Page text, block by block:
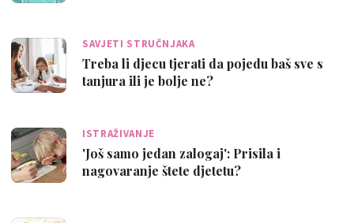
SAVJETI STRUČNJAKA
Treba li djecu tjerati da pojedu baš sve s
tanjura ili je bolje ne?
ISTRAŽIVANJE
'Još samo jedan zalogaj': Prisila i
nagovaranje štete djetetu?